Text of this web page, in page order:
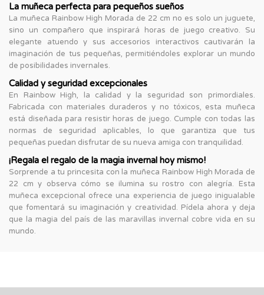
La muñeca perfecta para pequeños sueños
La muñeca Rainbow High Morada de 22 cm no es solo un juguete,
sino un compañero que inspirará horas de juego creativo. Su
elegante atuendo y sus accesorios interactivos cautivarán la
imaginación de tus pequeñas, permitiéndoles explorar un mundo
de posibilidades invernales.
Calidad y seguridad excepcionales
En Rainbow High, la calidad y la seguridad son primordiales.
Fabricada con materiales duraderos y no tóxicos, esta muñeca
está diseñada para resistir horas de juego. Cumple con todas las
normas de seguridad aplicables, lo que garantiza que tus
pequeñas puedan disfrutar de su nueva amiga con tranquilidad.
¡Regala el regalo de la magia invernal hoy mismo!
Sorprende a tu princesita con la muñeca Rainbow High Morada de
22 cm y observa cómo se ilumina su rostro con alegría. Esta
muñeca excepcional ofrece una experiencia de juego inigualable
que fomentará su imaginación y creatividad. Pídela ahora y deja
que la magia del país de las maravillas invernal cobre vida en su
mundo.